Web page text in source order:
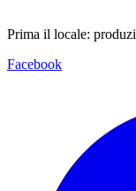
Prima il locale:
Facebook